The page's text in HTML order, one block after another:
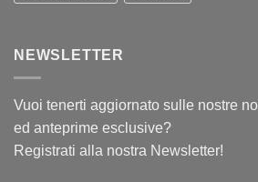
NEWSLETTER
Vuoi tenerti aggiornato sulle nostre
ed anteprime esclusive?
Registrati alla nostra Newsletter!